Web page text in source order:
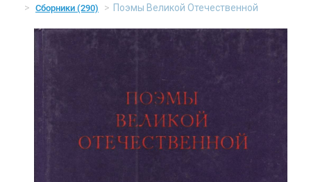
Сборники (290) Поэмы Великой Отечественной